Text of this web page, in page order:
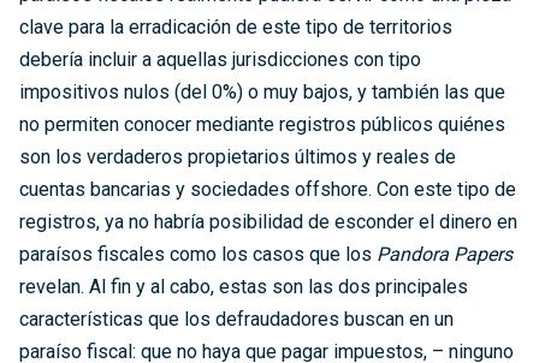
clave para la erradicación de este tipo de territorios
debería incluir a aquellas jurisdicciones con tipo
impositivos nulos (del 0%) o muy bajos, y también las que
no permiten conocer mediante registros públicos quiénes
son los verdaderos propietarios últimos y reales de
cuentas bancarias y sociedades offshore. Con este tipo de
registros, ya no habría posibilidad de esconder el dinero en
paraísos fiscales como los casos que los Pandora Papers
revelan. Al fin y al cabo, estas son las dos principales
características que los defraudadores buscan en un
paraíso fiscal: que no haya que pagar impuestos, – ninguno